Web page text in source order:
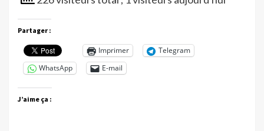
Partager :
Imprimer
Telegram
WhatsApp
E-mail
J’aime ça :